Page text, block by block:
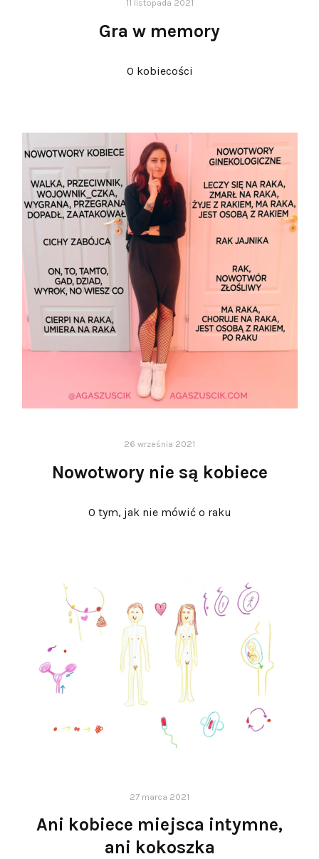
11 listopada 2021
Gra w memory
O kobiecości
26 września 2021
Nowotwory nie są kobiece
O tym, jak nie mówić o raku
27 marca 2021
Ani kobiece miejsca intymne,
ani kokoszka